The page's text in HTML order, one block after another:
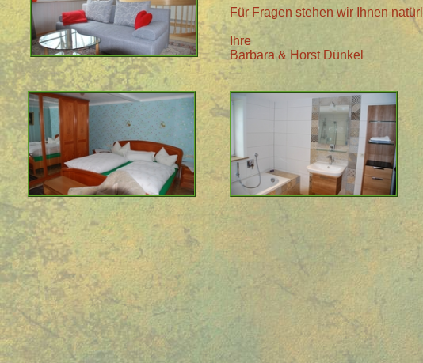
Für Fragen stehen wir Ihnen
Ihre
Barbara & Horst Dünkel